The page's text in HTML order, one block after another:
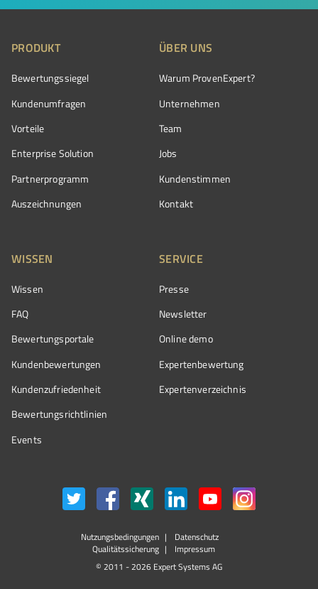
PRODUKT
Bewertungssiegel
Kundenumfragen
Vorteile
Enterprise Solution
Partnerprogramm
Auszeichnungen
ÜBER UNS
Warum ProvenExpert?
Unternehmen
Team
Jobs
Kundenstimmen
Kontakt
WISSEN
Wissen
FAQ
Bewertungsportale
Kundenbewertungen
Kundenzufriedenheit
Bewertungs­richtlinien
Events
SERVICE
Presse
Newsletter
Online demo
Expertenbewertung
Expertenverzeichnis
Nutzungsbedingungen
Datenschutz
Qualitätssicherung
Impressum
© 2011 - 2026 Expert Systems AG